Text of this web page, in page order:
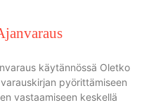
käytännössä Oletko
pyörittämiseen
vastaamiseen keskellä